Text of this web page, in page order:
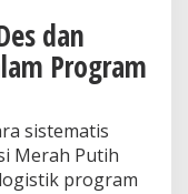
dan
Program
sistematis
Merah Putih
program